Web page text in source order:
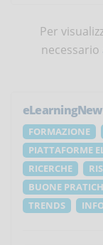
Per
necessario
FORMAZIONE
PIATTAFORME
RICERCHE
BUONE
TRENDS